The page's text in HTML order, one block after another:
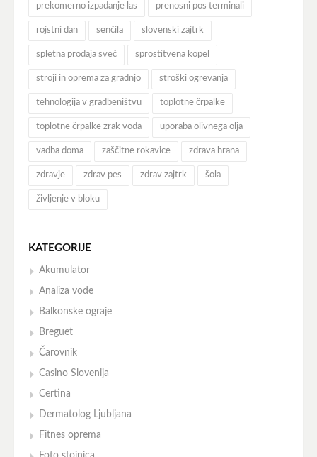
prekomerno izpadanje las prenosni pos terminali
rojstni dan senčila slovenski zajtrk
spletna prodaja sveč sprostitvena kopel
stroji in oprema za gradnjo stroški ogrevanja
tehnologija v gradbeništvu toplotne črpalke
toplotne črpalke zrak voda uporaba olivnega olja
vadba doma zaščitne rokavice zdrava hrana
zdravje zdrav pes zdrav zajtrk šola
življenje v bloku
KATEGORIJE
Akumulator
Analiza vode
Balkonske ograje
Breguet
Čarovnik
Casino Slovenija
Certina
Dermatolog Ljubljana
Fitnes oprema